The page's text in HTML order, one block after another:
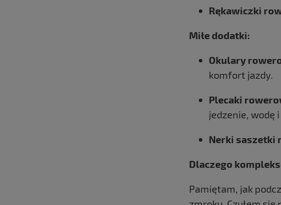
Rękawiczki
Miłe dodatki:
Okulary
komfort jazdy.
Plecaki
jedzenie, wodę
Nerki saszetki
Dlaczego
Pamiętam, jak